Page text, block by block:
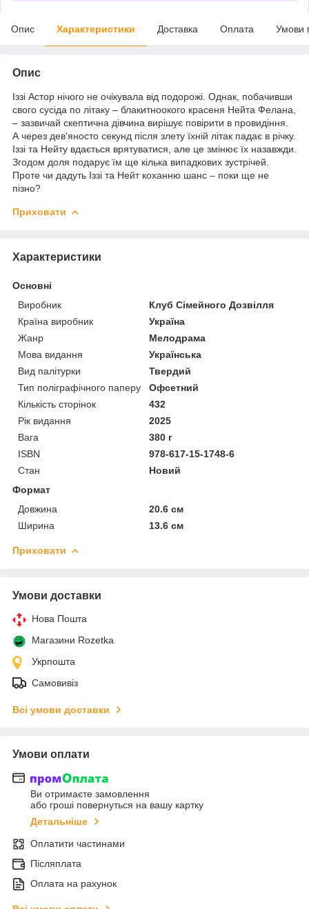
Опис Характеристики Доставка Оплата Умови
Опис
Іззі Астор нічого не очікувала від подорожі. Однак, побачивши
свого сусіда по літаку – блакитноокого красеня Нейта Фелана,
– зазвичай скептична дівчина вирішує повірити в провидіння.
А через дев'яносто секунд після злету їхній літак падає в річку.
Іззі та Нейту вдається врятуватися, але це змінює їх назавжди.
Згодом доля подарує їм ще кілька випадкових зустрічей.
Проте чи дадуть Іззі та Нейт коханню шанс – поки ще не
пізно?
Приховати
Характеристики
Основні
Виробник
Клуб Сімейного Дозвілля
Країна виробник
Україна
Жанр
Мелодрама
Мова видання
Українська
Вид палітурки
Твердий
Тип поліграфічного паперу
Офсетний
Кількість сторінок
432
Рік видання
2025
Вага
380 г
ISBN
978-617-15-1748-6
Стан
Новий
Формат
Довжина
20.6 см
Ширина
13.6 см
Приховати
Умови доставки
Нова Пошта
Магазини Rozetka
Укрпошта
Самовивіз
Всі умови доставки
Умови оплати
Ви отримаєте замовлення
або гроші повернуться на вашу картку
Детальніше
Оплатити частинами
Післяплата
Оплата на рахунок